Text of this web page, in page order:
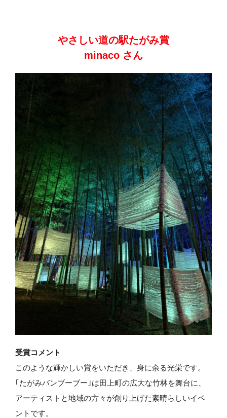
やさしい道の駅たがみ賞
minaco さん
受賞コメント
このような輝かしい賞をいただき、身に余る光栄です。
｢たがみバンブーブー｣は田上町の広大な竹林を舞台に、
アーティストと地域の方々が創り上げた素晴らしいイベ
ントです。